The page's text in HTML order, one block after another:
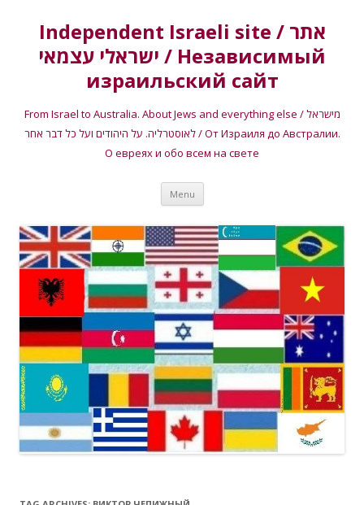
Independent Israeli site / אתר
ישראלי עצמאי / Независимый
израильский сайт
From Israel to Australia. About Jews and everything else / מישראל
לאוסטרליה. על היהודים ועל כל דבר אחר / От Израиля до Австралии.
О евреях и обо всем на свете
Menu Skip
content